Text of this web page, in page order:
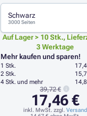
Schwarz
3000 Seiten
Auf Lager > 10 Stk.,
3 Werktage
Mehr kaufen und sparen!
1 Stk.
2 Stk.
4 Stk. und mehr
39,72 €
17,46 €
inkl. MwSt. zzgl. Versand